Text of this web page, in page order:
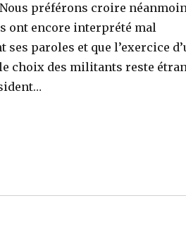
préférons croire
ont encore interprété mal
paroles et que l’exercice
choix des militants reste